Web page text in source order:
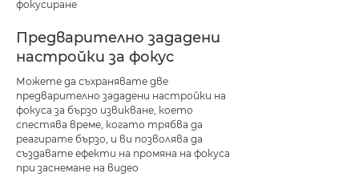
фокусиране
Предварително зададени
настройки за фокус
Можете да съхранявате две
предварително зададени настройки на
фокуса за бързо извикване, което
спестява време, когато трябва да
реагирате бързо, и ви позволява да
създавате ефекти на промяна на фокуса
при заснемане на видео